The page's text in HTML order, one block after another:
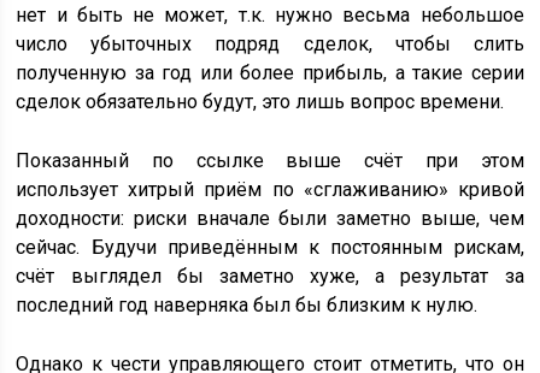
нет и быть не может, т.к. нужно весьма небольшое
число убыточных подряд сделок, чтобы слить
полученную за год или более прибыль, а такие серии
сделок обязательно будут, это лишь вопрос времени.
Показанный по ссылке выше счёт при этом
использует хитрый приём по «сглаживанию» кривой
доходности: риски вначале были заметно выше, чем
сейчас. Будучи приведённым к постоянным рискам,
счёт выглядел бы заметно хуже, а результат за
последний год наверняка был бы близким к нулю.
Однако к чести управляющего стоит отметить, что он